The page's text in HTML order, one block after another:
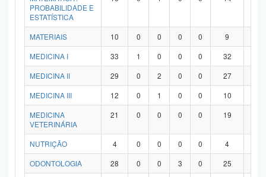
PROBABILIDADE E
ESTATÍSTICA
MATERIAIS 10 0 0 0 0 9
MEDICINA I
33 1 0 0 0 32
MEDICINA II
29 0 2 0 0 27
MEDICINA III
12 0 1 0 0 10
MEDICINA
VETERINÁRIA
21 0 0 0 0 19
NUTRIÇÃO 4 0 0 0 0 4
ODONTOLOGIA
28 0 0 3 0 25